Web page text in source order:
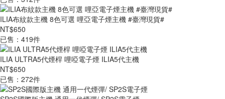
ILIA布紋款主機 8色可選 哩亞電子煙主機 #臺灣現貨#
NT$650
已售：419件
ILIA ULTRA5代煙桿 哩啞電子煙 ILIA5代主機
NT$650
已售：272件